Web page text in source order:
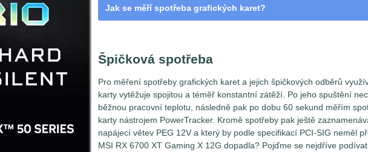
Jak se měří spotřeba grafických karet?
Špičková spotřeba
Pro měření spotřeby grafických karet a jejich špičkových odběrů
karty vytěžuje spojitou a téměř konstantní zátěží. Po jeho spuštění
běžnou pracovní teplotu, následně pak po dobu 60 sekund měřím
karty nástrojem PowerTracker. Kromě spotřeby pak ještě
napájecí větev PEG 12V a který by podle specifikací PCI-SIG neměl
MSI RX 6700 XT Gaming X 12G dopadla? Pojďme se nejdříve